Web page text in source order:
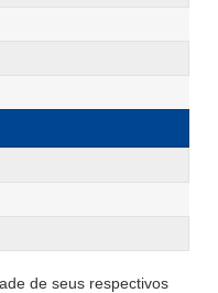
de seus respectivos